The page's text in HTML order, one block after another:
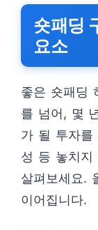
숏패딩
요소
좋은 숏패딩
를 넘어, 몇
가 될 투자를
성 등 놓치지
살펴보세요.
이어집니다.